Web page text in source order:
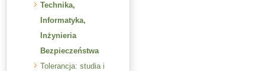
Technika,
Informatyka,
Inżynieria
Bezpieczeństwa
Tolerancja: studia i